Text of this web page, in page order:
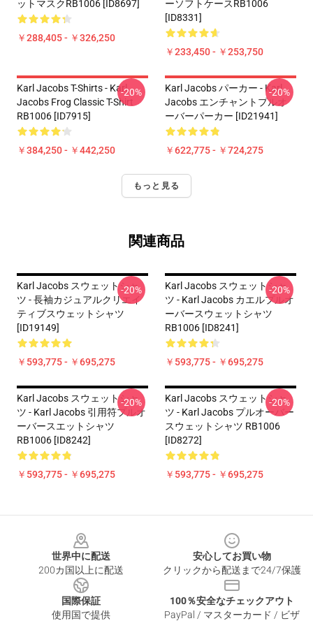
ットマスクRB1006 [ID8697]
￥288,405 - ￥326,250
ーソフトケースRB1006
[ID8331]
￥233,450 - ￥253,750
Karl Jacobs T-Shirts - Karl
Jacobs Frog Classic T-Shirt
RB1006 [ID7915]
￥384,250 - ￥442,250
-20%
Karl Jacobs パーカー - Karl
Jacobs エンチャントプルオ
ーバーパーカー [ID21941]
￥622,775 - ￥724,275
-20%
もっと見る
関連商品
Karl Jacobs スウェットシャ
ツ - 長袖カジュアルクリエイ
ティブスウェットシャツ
[ID19149]
￥593,775 - ￥695,275
-20%
Karl Jacobs スウェットシャ
ツ - Karl Jacobs カエルプルオ
ーバースウェットシャツ
RB1006 [ID8241]
￥593,775 - ￥695,275
-20%
Karl Jacobs スウェットシャ
ツ - Karl Jacobs 引用符プルオ
ーバースエットシャツ
RB1006 [ID8242]
￥593,775 - ￥695,275
-20%
Karl Jacobs スウェットシャ
ツ - Karl Jacobs プルオーバー
スウェットシャツ RB1006
[ID8272]
￥593,775 - ￥695,275
-20%
世界中に配送
200カ国以上に配送
安心してお買い物
クリックから配送まで24/7保護
国際保証
使用国で提供
100％安全なチェックアウト
PayPal / マスターカード / ビザ